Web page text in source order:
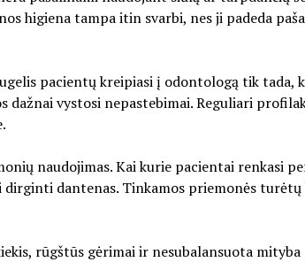
higiena tampa itin svarbi, nes ji padeda
pacientų kreipiasi į odontologą tik tada,
dažnai vystosi nepastebimai. Reguliari
naudojimas. Kai kurie pacientai renkasi
dirginti dantenas. Tinkamos priemonės
rūgštūs gėrimai ir nesubalansuota